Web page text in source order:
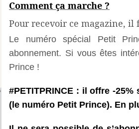
Comment ça marche ?
Pour recevoir ce magazine, il
Le numéro spécial Petit
abonnement. Si vous êtes
Prince !
#PETITPRINCE : il offre -
(le numéro Petit Prince). En